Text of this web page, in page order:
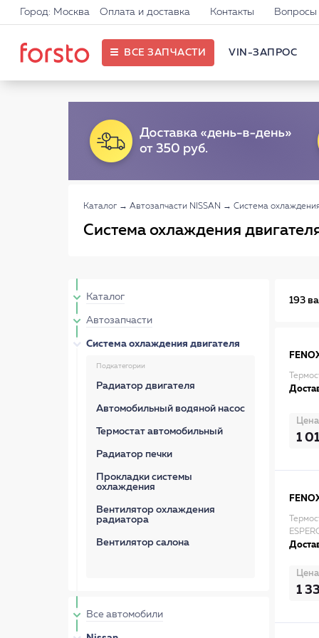
Город: Москва Оплата и доставка Контакты Вопросы
ВСЕ ЗАПЧАСТИ VIN-ЗАПРОС
Каталог → Автозапчасти NISSAN → Система
Система охлаждения
Каталог
Автозапчасти
Система охлаждения двигателя
Подкатегории
Радиатор двигателя
Автомобильный водяной насос
Термостат автомобильный
Радиатор печки
Прокладки системы
охлаждения
Вентилятор охлаждения
радиатора
Вентилятор салона
Все автомобили
193
Цена
1
Цена
1